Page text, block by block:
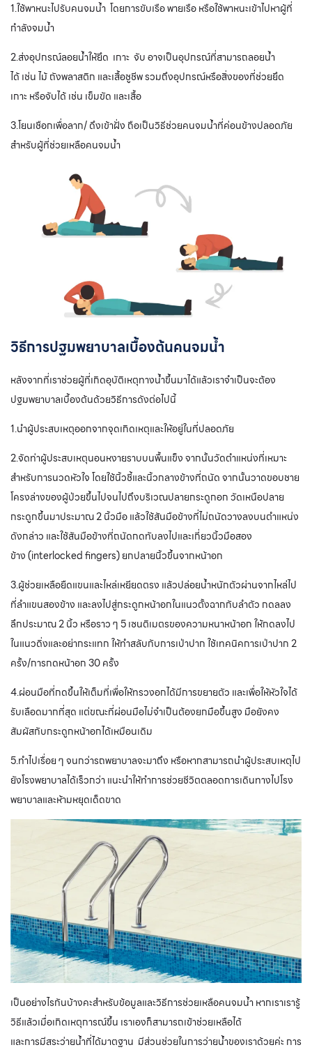
1.ใช้พาหนะไปรับคนจมน้ำ โดยการขับเรือ พายเรือ หรือใช้พาหนะเข้าไปหาผู้ที่
กำลังจมน้ำ
2.ส่งอุปกรณ์ลอยน้ำให้ยึด เกาะ จับ อาจเป็นอุปกรณ์ที่สามารถลอยน้ำ
ได้ เช่น ไม้ ถังพลาสติก และเสื้อชูชีพ รวมถึงอุปกรณ์หรือสิ่งของที่ช่วยยึด
เกาะ หรือจับได้ เช่น เข็มขัด และเสื้อ
3.โยนเชือกเพื่อลาก/ ดึงเข้าฝั่ง ถือเป็นวิธีช่วยคนจมน้ำที่ค่อนข้างปลอดภัย
สำหรับผู้ที่ช่วยเหลือคนจมน้ำ
วิธีการปฐมพยาบาลเบื้องต้นคนจมน้ำ
หลังจากที่เราช่วยผู้ที่เกิดอุบัติเหตุทางน้ำขึ้นมาได้แล้วเราจำเป็นจะต้อง
ปฐมพยาบาลเบื้องต้นด้วยวิธีการดังต่อไปนี้
1.นำผู้ประสบเหตุออกจากจุดเกิดเหตุและให้อยู่ในที่ปลอดภัย
2.จัดท่าผู้ประสบเหตุนอนหงายราบบนพื้นแข็ง จากนั้นวัดตำแหน่งที่เหมาะ
สำหรับการนวดหัวใจ โดยใช้นิ้วชี้และนิ้วกลางข้างที่ถนัด จากนั้นวาดขอบชาย
โครงล่างของผู้ป่วยขึ้นไปจนไปถึงบริเวณปลายกระดูกอก วัดเหนือปลาย
กระดูกขึ้นมาประมาณ 2 นิ้วมือ แล้วใช้สันมือข้างที่ไม่ถนัดวางลงบนตำแหน่ง
ดังกล่าว และใช้สันมือข้างที่ถนัดกดทับลงไปและเกี่ยวนิ้วมือสอง
ข้าง (interlocked fingers) ยกปลายนิ้วขึ้นจากหน้าอก
3.ผู้ช่วยเหลือยืดแขนและไหล่เหยียดตรง แล้วปล่อยน้ำหนักตัวผ่านจากไหล่ไป
ที่ลำแขนสองข้าง และลงไปสู่กระดูกหน้าอกในแนวตั้งฉากกับลำตัว กดลลง
ลึกประมาณ 2 นิ้ว หรือราว ๆ 5 เซนติเมตรของความหนาหน้าอก ให้กดลงไป
ในแนวดิ่งและอย่ากระแทก ให้ทำสลับกับการเป่าปาก ใช้เทคนิคการเป่าปาก 2
ครั้ง/การกดหน้าอก 30 ครั้ง
4.ผ่อนมือที่กดขึ้นให้เต็มที่เพื่อให้ทรวงอกได้มีการขยายตัว และเพื่อให้หัวใจได้
รับเลือดมากที่สุด แต่ขณะที่ผ่อนมือไม่จำเป็นต้องยกมือขึ้นสูง มือยังคง
สัมผัสกับกระดูกหน้าอกได้เหมือนเดิม
5.ทำไปเรื่อย ๆ จนกว่ารถพยาบาลจะมาถึง หรือหากสามารถนำผู้ประสบเหตุไป
ยังโรงพยาบาลได้เร็วกว่า แนะนำให้ทำการช่วยชีวิตตลอดการเดินทางไปโรง
พยาบาลและห้ามหยุดเด็ดขาด
เป็นอย่างไรกันบ้างคะสำหรับข้อมูลและวิธีการช่วยเหลือคนจมน้ำ หากเราเรารู้
วิธีแล้วเมื่อเกิดเหตุการณ์ขึ้น เราเองก็สามารถเข้าช่วยเหลือได้
และการมีสระว่ายน้ำที่ได้มาตฐาน มีส่วนช่วยในการว่ายน้ำของเราด้วยค่ะ การ